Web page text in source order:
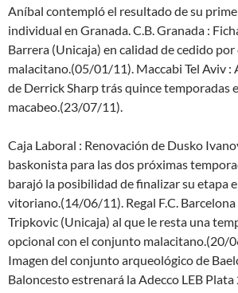
Aníbal contempló el resultado de su
individual en Granada. C.B. Granada :
Barrera (Unicaja) en calidad de cedido
malacitano.(05/01/11). Maccabi Tel Aviv :
de Derrick Sharp trás quince temporadas
macabeo.(23/07/11).
Caja Laboral : Renovación de Dusko
baskonista para las dos próximas
barajó la posibilidad de finalizar su etapa
vitoriano.(14/06/11). Regal F.C.
Tripkovic (Unicaja) al que le resta una
opcional con el conjunto malacitano.(20/
Imagen del conjunto arqueológico de
Baloncesto estrenará la Adecco LEB